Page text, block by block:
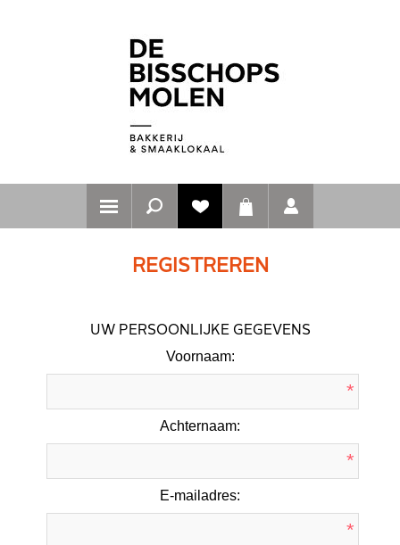
REGISTREREN
UW PERSOONLIJKE GEGEVENS
Voornaam:
*
Achternaam:
*
E-mailadres:
*